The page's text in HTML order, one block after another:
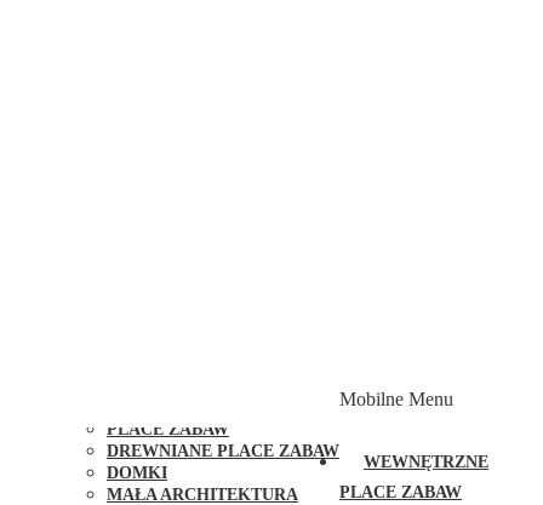
PLACE ZABAW
DREWNIANE PLACE ZABAW
DOMKI
MAŁA ARCHITEKTURA
Mobilne Menu
WEWNĘTRZNE
PLACE ZABAW